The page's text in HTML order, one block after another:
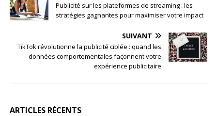
Publicité sur les plateformes de streaming : les
stratégies gagnantes pour maximiser votre impact
SUIVANT
TikTok révolutionne la publicité ciblée : quand les
données comportementales façonnent votre
expérience publicitaire
ARTICLES RÉCENTS